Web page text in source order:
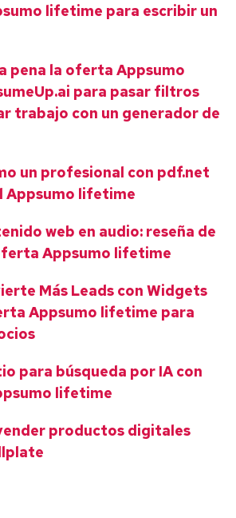
lifetime para escribir un
pena la oferta Appsumo
para pasar filtros
trabajo con un generador de
un profesional con pdf.net
Appsumo lifetime
web en audio: reseña de
Appsumo lifetime
Más Leads con Widgets
Appsumo lifetime para
para búsqueda por IA con
lifetime
productos digitales